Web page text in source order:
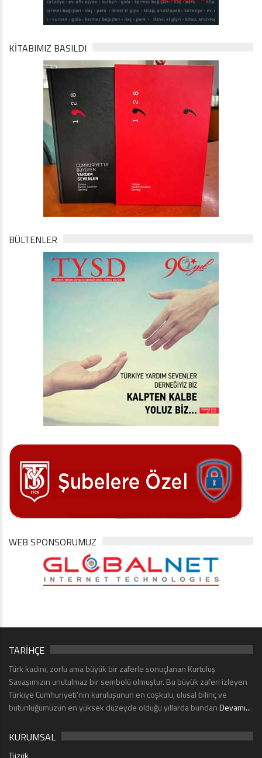
KİTABIMIZ BASILDI
BÜLTENLER
WEB SPONSORUMUZ
TARİHÇE
Türk kadını, zorlu ama büyük bir zaferle sonuçlanan Kurtuluş
Savaşımızın unutulmaz bir sembolü olmuştur. Bu büyük zaferi izleyen
Türkiye Cumhuriyeti’nin kuruluşunun en coşkulu, ulusal bilinç ve
bütünlüğümüzün en yüksek düzeyde olduğu yıllarda bundanDevamı...
KURUMSAL
Tüzük